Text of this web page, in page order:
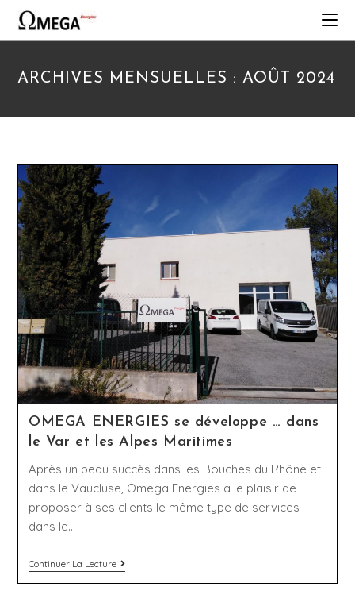
ARCHIVES MENSUELLES : AOÛT 2024
OMEGA ENERGIES se développe … dans
le Var et les Alpes Maritimes
Après un beau succès dans les Bouches du Rhône et
dans le Vaucluse, Omega Energies a le plaisir de
proposer à ses clients le même type de services
dans le…
Continuer La Lecture